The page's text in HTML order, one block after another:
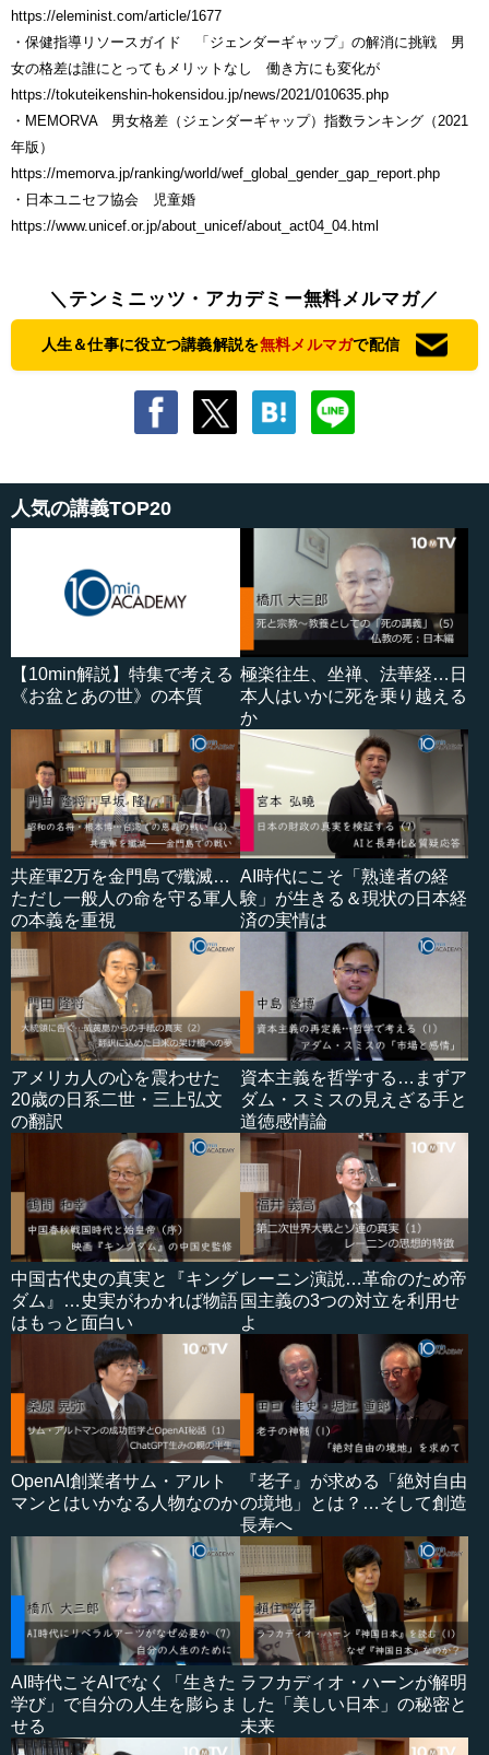
https://eleminist.com/article/1677
・保健指導リソースガイド 「ジェンダーギャップ」の解消に挑戦 男
女の格差は誰にとってもメリットなし 働き方にも変化が
https://tokuteikenshin-hokensidou.jp/news/2021/010635.php
・MEMORVA 男女格差（ジェンダーギャップ）指数ランキング（2021
年版）
https://memorva.jp/ranking/world/wef_global_gender_gap_report.php
・日本ユニセフ協会 児童婚
https://www.unicef.or.jp/about_unicef/about_act04_04.html
＼テンミニッツ・アカデミー無料メルマガ／
人生＆仕事に役立つ講義解説を無料メルマガで配信
人気の講義TOP20
【10min解説】特集で考える
《お盆とあの世》の本質
極楽往生、坐禅、法華経…日
本人はいかに死を乗り越える
か
共産軍2万を金門島で殲滅…
ただし一般人の命を守る軍人
の本義を重視
AI時代にこそ「熟達者の経
験」が生きる＆現状の日本経
済の実情は
アメリカ人の心を震わせた
20歳の日系二世・三上弘文
の翻訳
資本主義を哲学する…まずア
ダム・スミスの見えざる手と
道徳感情論
中国古代史の真実と『キング
ダム』…史実がわかれば物語
はもっと面白い
レーニン演説…革命のため帝
国主義の3つの対立を利用せ
よ
OpenAI創業者サム・アルト
マンとはいかなる人物なのか
『老子』が求める「絶対自由
の境地」とは？…そして創造
長寿へ
AI時代こそAIでなく「生きた
学び」で自分の人生を膨らま
せる
ラフカディオ・ハーンが解明
した「美しい日本」の秘密と
未来